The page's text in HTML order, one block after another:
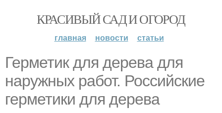
КРАСИВЫЙ САД И ОГОРОД
главная новости статьи
Герметик для дерева для
наружных работ. Российские
герметики для дерева